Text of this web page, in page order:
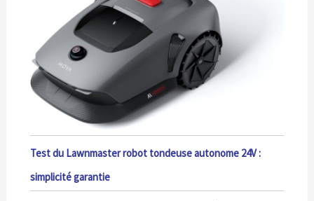
Test du Lawnmaster robot tondeuse autonome 24V :
simplicité garantie